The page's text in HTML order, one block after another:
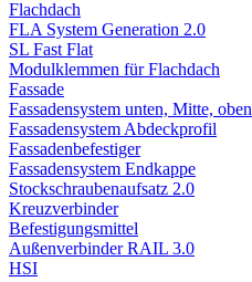
Flachdach
FLA System Generation 2.0
SL Fast Flat
Modulklemmen für Flachdach
Fassade
Fassadensystem unten, Mitte, oben
Fassadensystem Abdeckprofil
Fassadenbefestiger
Fassadensystem Endkappe
Stockschrauben­aufsatz 2.0
Kreuzverbinder
Befestigungsmittel
Außenverbinder RAIL 3.0
HSI